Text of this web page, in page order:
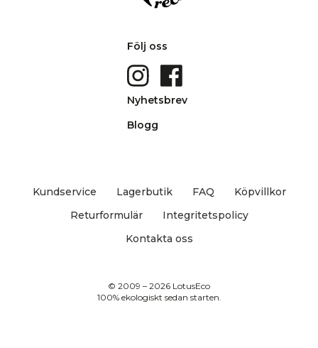
Följ oss
Nyhetsbrev
Blogg
Kundservice Lagerbutik FAQ
Köpvillkor
Returformulär
Integritetspolicy
Kontakta oss
© 2009 – 2026 LotusEco
100% ekologiskt sedan starten.